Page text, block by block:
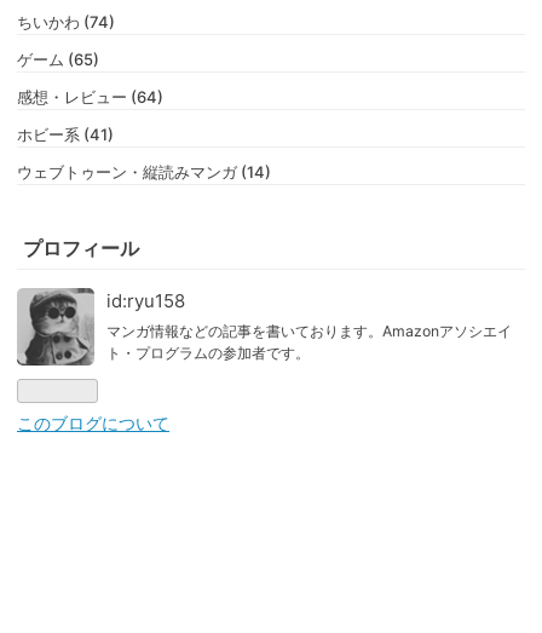
ちいかわ (74)
ゲーム (65)
感想・レビュー (64)
ホビー系 (41)
ウェブトゥーン・縦読みマンガ (14)
プロフィール
id:ryu158
マンガ情報などの記事を書いております。Amazonアソシエイ
ト・プログラムの参加者です。
このブログについて